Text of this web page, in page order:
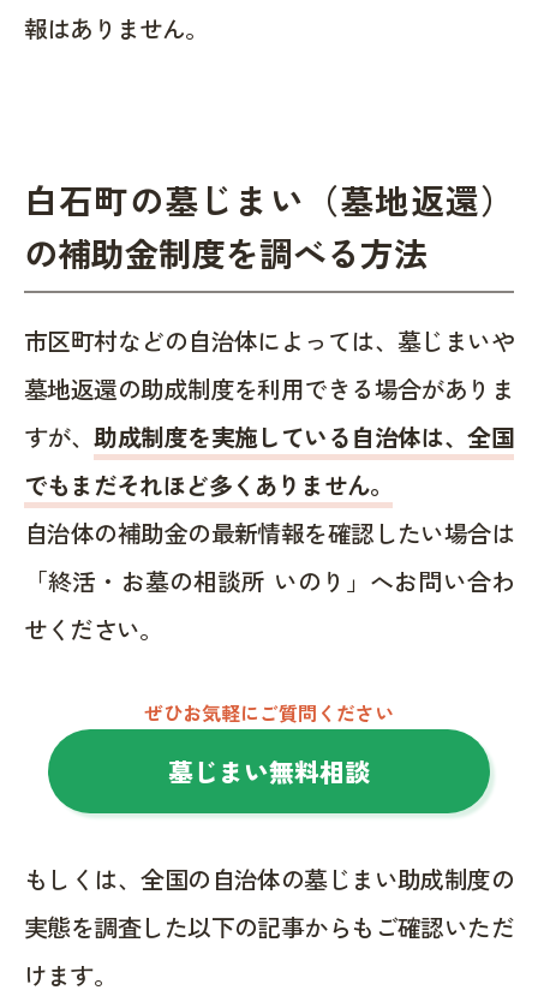
報はありません。
白石町の墓じまい（墓地返還）
の補助金制度を調べる方法
市区町村などの自治体によっては、墓じまいや
墓地返還の助成制度を利用できる場合がありま
すが、助成制度を実施している自治体は、全国
でもまだそれほど多くありません。
自治体の補助金の最新情報を確認したい場合は
「終活・お墓の相談所 いのり」へお問い合わ
せください。
ぜひお気軽にご質問ください
墓じまい無料相談
もしくは、全国の自治体の墓じまい助成制度の
実態を調査した以下の記事からもご確認いただ
けます。